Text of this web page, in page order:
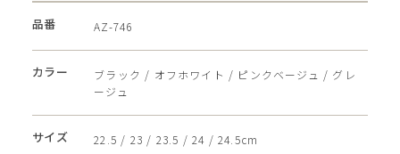
品番 AZ-746
カラー
ブラック / オフホワイト / ピンクベージュ / グレ
ージュ
サイズ 22.5 / 23 / 23.5 / 24 / 24.5cm